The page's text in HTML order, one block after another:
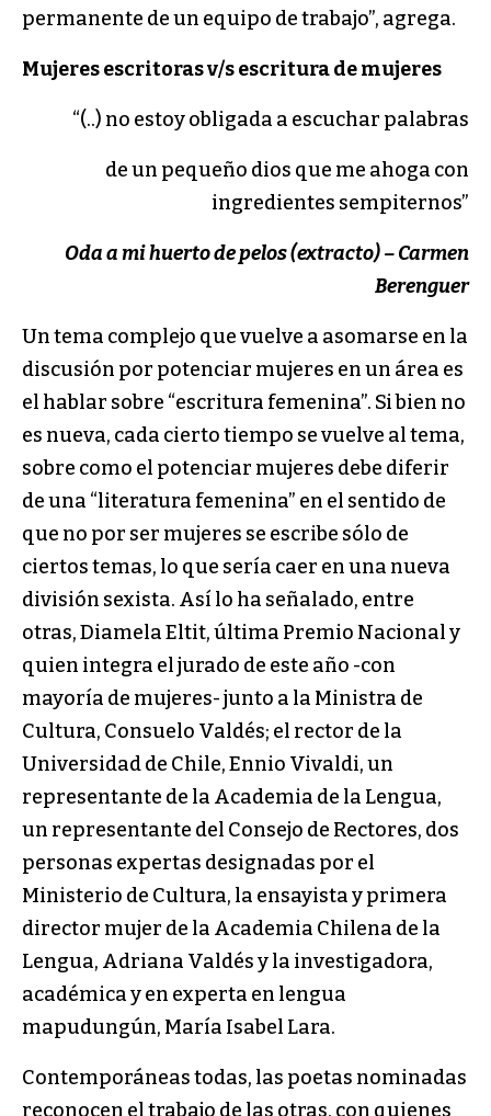
permanente de un equipo de trabajo”, agrega.
Mujeres escritoras v/s escritura de mujeres
“(..) no estoy obligada a escuchar palabras
de un pequeño dios que me ahoga con
ingredientes sempiternos”
Oda a mi huerto de pelos (extracto) – Carmen
Berenguer
Un tema complejo que vuelve a asomarse en la
discusión por potenciar mujeres en un área es
el hablar sobre “escritura femenina”. Si bien no
es nueva, cada cierto tiempo se vuelve al tema,
sobre como el potenciar mujeres debe diferir
de una “literatura femenina” en el sentido de
que no por ser mujeres se escribe sólo de
ciertos temas, lo que sería caer en una nueva
división sexista. Así lo ha señalado, entre
otras, Diamela Eltit, última Premio Nacional y
quien integra el jurado de este año -con
mayoría de mujeres- junto a la Ministra de
Cultura, Consuelo Valdés; el rector de la
Universidad de Chile, Ennio Vivaldi, un
representante de la Academia de la Lengua,
un representante del Consejo de Rectores, dos
personas expertas designadas por el
Ministerio de Cultura, la ensayista y primera
director mujer de la Academia Chilena de la
Lengua, Adriana Valdés y la investigadora,
académica y en experta en lengua
mapudungún, María Isabel Lara.
Contemporáneas todas, las poetas nominadas
reconocen el trabajo de las otras, con quienes